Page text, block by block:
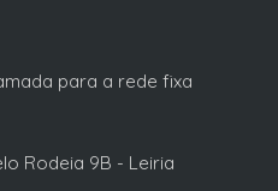
para a rede fixa
Rodeia 9B - Leiria